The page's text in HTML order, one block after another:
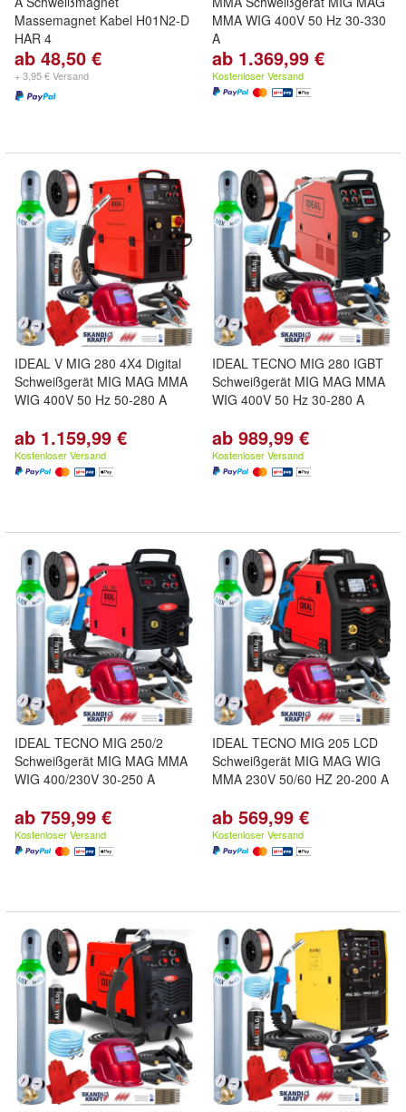
Massemagnet Kabel H01N2-D
HAR 4
ab 48,50 €
+ 3,95 € Versand
MMA WIG 400V 50 Hz 30-330
A
ab 1.369,99 €
Kostenloser Versand
IDEAL V MIG 280 4X4 Digital
Schweißgerät MIG MAG MMA
WIG 400V 50 Hz 50-280 A
ab 1.159,99 €
Kostenloser Versand
IDEAL TECNO MIG 280 IGBT
Schweißgerät MIG MAG MMA
WIG 400V 50 Hz 30-280 A
ab 989,99 €
Kostenloser Versand
IDEAL TECNO MIG 250/2
Schweißgerät MIG MAG MMA
WIG 400/230V 30-250 A
ab 759,99 €
Kostenloser Versand
IDEAL TECNO MIG 205 LCD
Schweißgerät MIG MAG WIG
MMA 230V 50/60 HZ 20-200 A
ab 569,99 €
Kostenloser Versand